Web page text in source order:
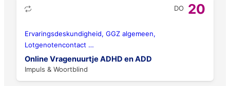
DO 20
Ervaringsdeskundigheid, GGZ algemeen,
Lotgenotencontact …
Online Vragenuurtje ADHD en ADD
Impuls & Woortblind